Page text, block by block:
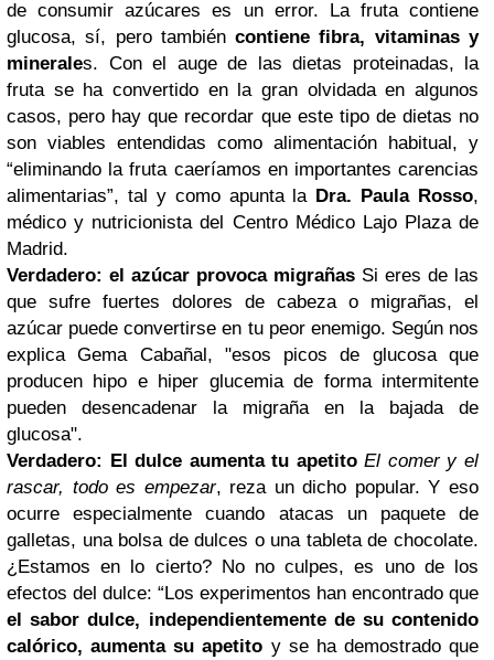
de consumir azúcares es un error. La fruta contiene
glucosa, sí, pero tambiéncontiene fibra, vitaminas y
minerales. Con el auge de las dietas proteinadas, la
fruta se ha convertido en la gran olvidada en algunos
casos, pero hay que recordar que este tipo de dietas no
son viables entendidas como alimentación habitual, y
“eliminando la fruta caeríamos en importantes carencias
alimentarias”, tal y como apunta la Dra. Paula Rosso,
médico y nutricionista del Centro Médico Lajo Plaza de
Madrid.
Verdadero: el azúcar provoca migrañas Si eres de las
que sufre fuertes dolores de cabeza o migrañas, el
azúcar puede convertirse en tu peor enemigo. Según nos
explica Gema Cabañal, "esos picos de glucosa que
producen hipo e hiper glucemia de forma intermitente
pueden desencadenar la migraña en la bajada de
glucosa".
Verdadero: El dulce aumenta tu apetito El comer y el
rascar, todo es empezar, reza un dicho popular. Y eso
ocurre especialmente cuando atacas un paquete de
galletas, una bolsa de dulces o una tableta de chocolate.
¿Estamos en lo cierto? No no culpes, es uno de los
efectos del dulce: “Los experimentos han encontrado que
el sabor dulce, independientemente de su contenido
calórico, aumenta su apetito y se ha demostrado que